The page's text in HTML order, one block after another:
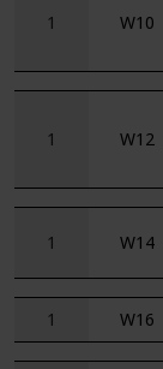
1 W10
1 W12
1 W14
1 W16